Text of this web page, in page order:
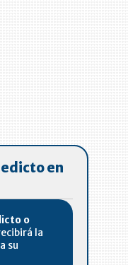
en
o
la
su